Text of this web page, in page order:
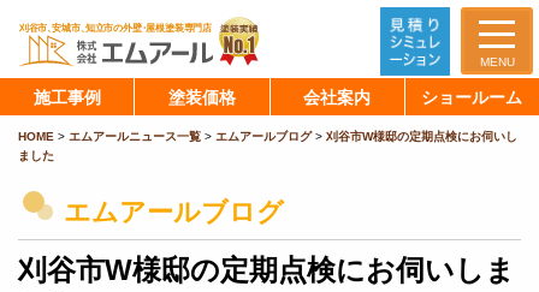
MENU
施工事例 塗装価格 会社案内 ショールーム
HOME > エムアールニュース一覧 > エムアールブログ> 刈谷市W様邸の定期点検にお伺いし
ました
エムアールブログ
刈谷市W様邸の定期点検にお伺いしま